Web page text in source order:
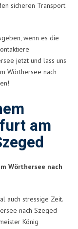
sicheren Transport
wenn es die
jetzt und lass uns
Wörthersee nach
am
Wörthersee nach
auch stressige Zeit.
nach Szeged
König